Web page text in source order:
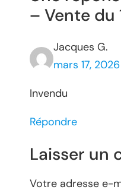
– Vente du
Jacques G.
mars 17,
Invendu
Répondre
Laisser un
Votre adresse e-